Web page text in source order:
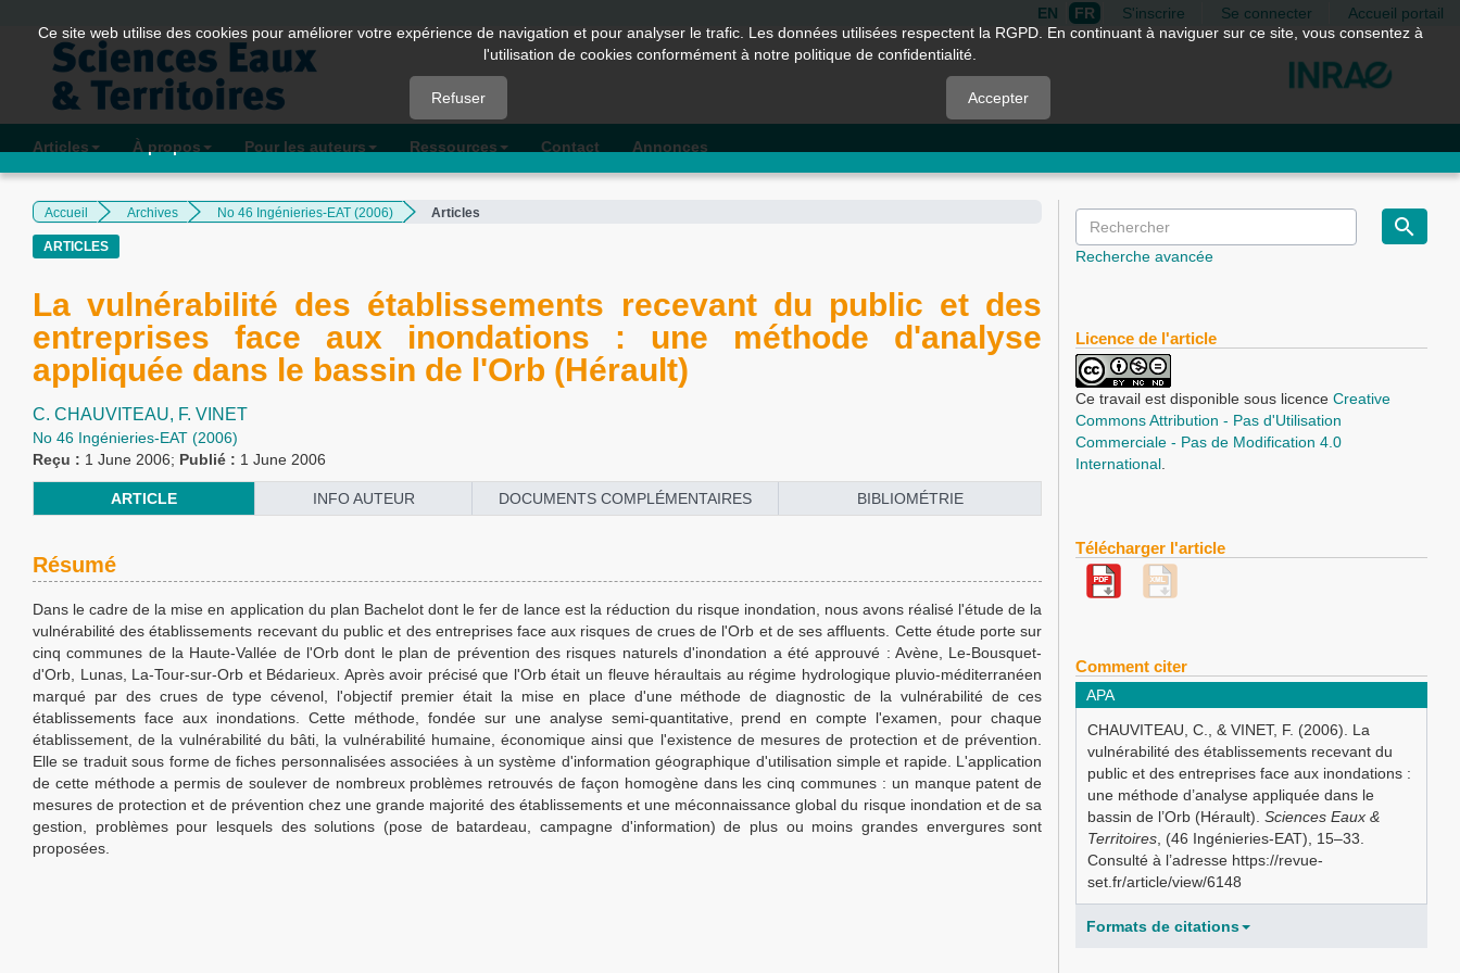
Quick
jump
page
content
Navigation
Main
Content
EN FR S'inscrire Se connecter Accueil portail
Articles À propos Pour les auteurs Ressources Contact Annonces
Accueil Archives No 46 Ingénieries-EAT (2006) Articles
ARTICLES
La vulnérabilité des établissements recevant du public et des
entreprises face aux inondations : une méthode d'analyse
appliquée dans le bassin de l'Orb (Hérault)
C. CHAUVITEAU, F. VINET
No 46 Ingénieries-EAT (2006)
Reçu : 1 June 2006; Publié : 1 June 2006
ARTICLE INFO AUTEUR DOCUMENTS COMPLÉMENTAIRES BIBLIOMÉTRIE
Résumé
Dans le cadre de la mise en application du plan Bachelot dont le fer de lance est la réduction du risque inondation, nous avons réalisé l'étude de la
vulnérabilité des établissements recevant du public et des entreprises face aux risques de crues de l'Orb et de ses affluents. Cette étude porte sur
cinq communes de la Haute-Vallée de l'Orb dont le plan de prévention des risques naturels d'inondation a été approuvé : Avène, Le-Bousquet-
d'Orb, Lunas, La-Tour-sur-Orb et Bédarieux. Après avoir précisé que l'Orb était un fleuve héraultais au régime hydrologique pluvio-méditerranéen
marqué par des crues de type cévenol, l'objectif premier était la mise en place d'une méthode de diagnostic de la vulnérabilité de ces
établissements face aux inondations. Cette méthode, fondée sur une analyse semi-quantitative, prend en compte l'examen, pour chaque
établissement, de la vulnérabilité du bâti, la vulnérabilité humaine, économique ainsi que l'existence de mesures de protection et de prévention.
Elle se traduit sous forme de fiches personnalisées associées à un système d'information géographique d'utilisation simple et rapide. L'application
de cette méthode a permis de soulever de nombreux problèmes retrouvés de façon homogène dans les cinq communes : un manque patent de
mesures de protection et de prévention chez une grande majorité des établissements et une méconnaissance global du risque inondation et de sa
gestion, problèmes pour lesquels des solutions (pose de batardeau, campagne d'information) de plus ou moins grandes envergures sont
proposées.
Recherche avancée
Licence de l'article
Ce travail est disponible sous licenceCreative
Commons Attribution - Pas d'Utilisation
Commerciale - Pas de Modification 4.0
International
Télécharger l'article
Comment citer
APA
CHAUVITEAU, C., & VINET, F. (2006). La
vulnérabilité des établissements recevant du
public et des entreprises face aux inondations :
une méthode d’analyse appliquée dans le
bassin de l’Orb (Hérault).Sciences Eaux &
Territoires , (46 Ingénieries-EAT), 15–33.
Consulté à l’adresse https://revue-
set.fr/article/view/6148
Formats de citations
Ce site web utilise des cookies pour améliorer votre expérience de navigation et pour analyser le trafic. Les données utilisées respectent la RGPD. En continuant à naviguer sur ce site, vous consentez à
l'utilisation de cookies conformément à notre politique de confidentialité.
Refuser Accepter